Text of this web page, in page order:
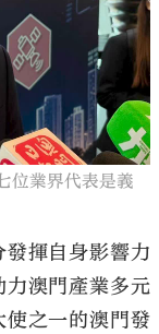
位業界代表是義
揮自身影響力
澳門產業多元
之一的澳門發